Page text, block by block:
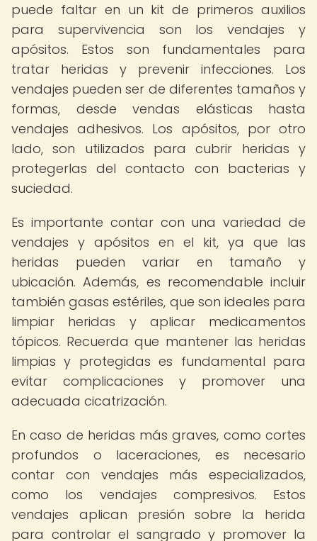
puede faltar en un kit de primeros auxilios
para supervivencia son los vendajes y
apósitos. Estos son fundamentales para
tratar heridas y prevenir infecciones. Los
vendajes pueden ser de diferentes tamaños y
formas, desde vendas elásticas hasta
vendajes adhesivos. Los apósitos, por otro
lado, son utilizados para cubrir heridas y
protegerlas del contacto con bacterias y
suciedad.
Es importante contar con una variedad de
vendajes y apósitos en el kit, ya que las
heridas pueden variar en tamaño y
ubicación. Además, es recomendable incluir
también gasas estériles, que son ideales para
limpiar heridas y aplicar medicamentos
tópicos. Recuerda que mantener las heridas
limpias y protegidas es fundamental para
evitar complicaciones y promover una
adecuada cicatrización.
En caso de heridas más graves, como cortes
profundos o laceraciones, es necesario
contar con vendajes más especializados,
como los vendajes compresivos. Estos
vendajes aplican presión sobre la herida
para controlar el sangrado y promover la